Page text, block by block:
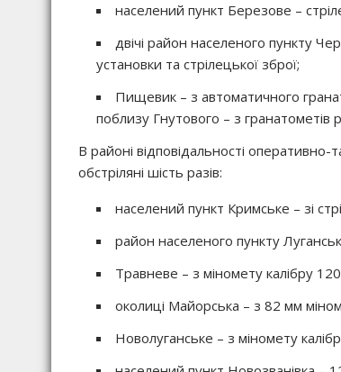
населений пункт Березове –
двічі район населеного пункту
установки та стрілецької зброї;
Пищевик – з автоматичного
поблизу Гнутового – з гранатометів
В районі відповідальності оперативно-
обстріляні шість разів:
населений пункт Кримське – зі
район населеного пункту
Травневе – з міномету калібру
околиці Майорська – з 82 мм
Новолуганське – з міномету